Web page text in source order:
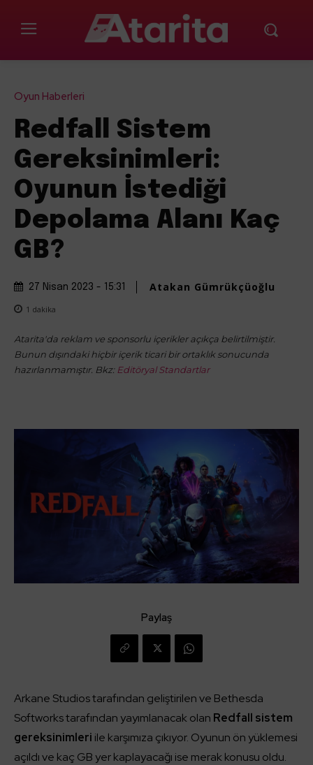
Oyun Haberleri
Redfall Sistem
Gereksinimleri:
Oyunun İstediği
Depolama Alanı Kaç
GB?
27 Nisan 2023 - 15:31 Atakan Gümrükçüoğlu
1 dakika
Atarita'da reklam ve sponsorlu içerikler açıkça belirtilmiştir.
Bunun dışındaki hiçbir içerik ticari bir ortaklık sonucunda
hazırlanmamıştır. Bkz: Editöryal Standartlar
Paylaş
Arkane Studios tarafından geliştirilen ve Bethesda
Softworks tarafından yayımlanacak olan Redfall sistem
gereksinimleri ile karşımıza çıkıyor. Oyunun ön yüklemesi
açıldı ve kaç GB yer kaplayacağı ise merak konusu oldu.